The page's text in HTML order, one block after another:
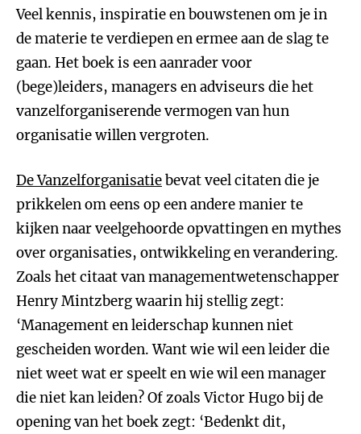
Veel kennis, inspiratie en bouwstenen om je in
de materie te verdiepen en ermee aan de slag te
gaan. Het boek is een aanrader voor
(bege)leiders, managers en adviseurs die het
vanzelforganiserende vermogen van hun
organisatie willen vergroten.
De Vanzelforganisatiebevat veel citaten die je
prikkelen om eens op een andere manier te
kijken naar veelgehoorde opvattingen en mythes
over organisaties, ontwikkeling en verandering.
Zoals het citaat van managementwetenschapper
Henry Mintzberg waarin hij stellig zegt:
‘Management en leiderschap kunnen niet
gescheiden worden. Want wie wil een leider die
niet weet wat er speelt en wie wil een manager
die niet kan leiden? Of zoals Victor Hugo bij de
opening van het boek zegt: ‘Bedenkt dit,